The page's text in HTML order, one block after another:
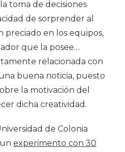
la toma de decisiones
de sorprender al
preciado en los equipos,
que la posee…
relacionada con
buena noticia, puesto
la motivación del
dicha creatividad.
de Colonia
experimento con 30